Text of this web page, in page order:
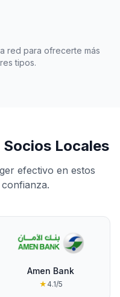
red para ofrecerte más
tipos.
Locales
efectivo en estos
Amen Bank
★ 4.1/5